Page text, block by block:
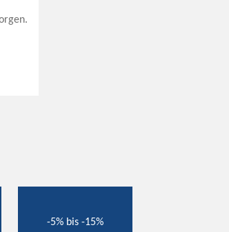
-5% bis -15%